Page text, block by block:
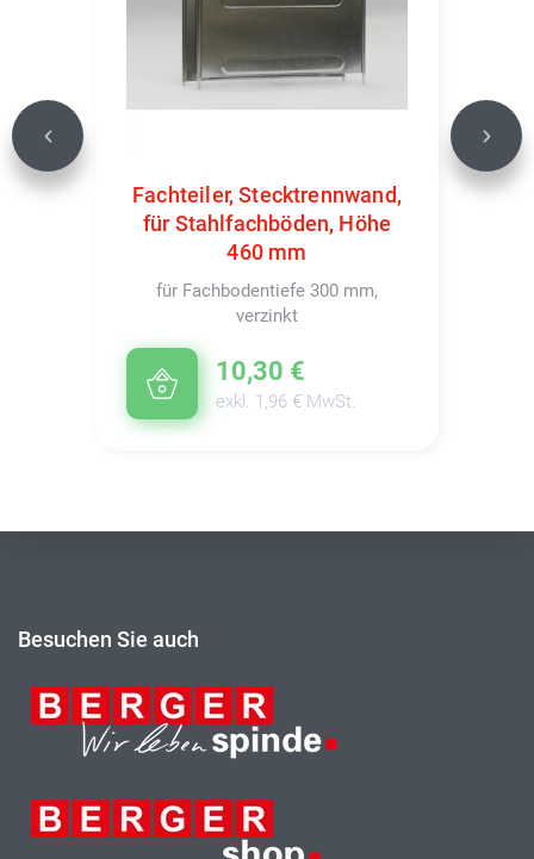
Fachteiler, Stecktrennwand,
für Stahlfachböden, Höhe
460 mm
für Fachbodentiefe 300 mm,
verzinkt
10,30 €
exkl. 1,96 € MwSt.
Previous Next
Besuchen Sie auch